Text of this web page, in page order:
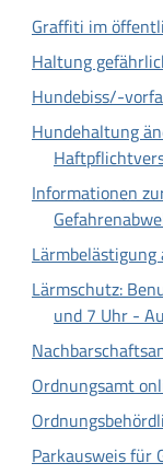
Graffiti im
Haltung
Hundebiss/-
Hundehaltung
Informationen
Lärmbelästigung
Lärmschutz:
und 7 Uhr -
Ordnungsamt
Parkausweis für